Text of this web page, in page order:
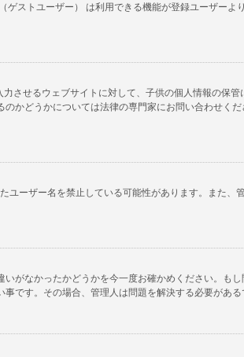
ストユーザー） は利用できる機能が登録ユーザー
させるウェブサイトに対して、子供の個人情報の保
かどうかについては法律の専門家にお問い合わせく
ーザー名を禁止している可能性があります。また
がなかったかどうかを今一度お確かめください。も
です。その場合、管理人は問題を解決する必要がある